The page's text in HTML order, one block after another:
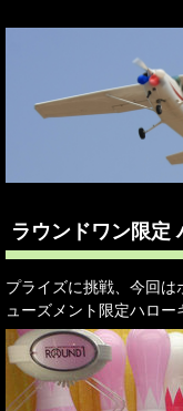
ラウンドワン限定
プライズに挑戦、今回は
ューズメント限定ハロー